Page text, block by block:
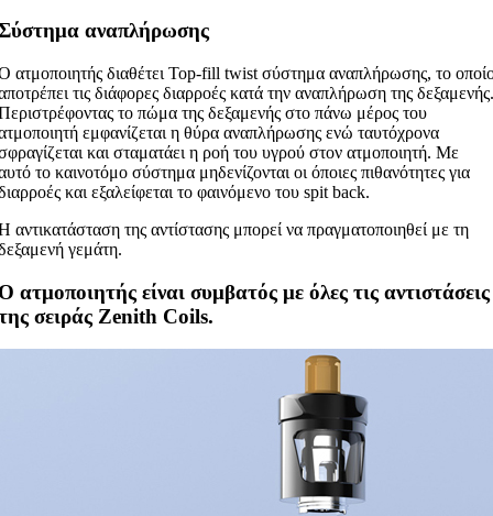
αναπλήρωσης
ατμοποιητής διαθέτει Top-fill twist σύστημα αναπλήρωσης, το
τις διάφορες διαρροές κατά την αναπλήρωση της δεξαμενής.
το πώμα της δεξαμενής στο πάνω μέρος του
εμφανίζεται η θύρα αναπλήρωσης ενώ ταυτόχρονα
και σταματάει η ροή του υγρού στον ατμοποιητή. Με
το καινοτόμο σύστημα μηδενίζονται οι όποιες πιθανότητες για
και εξαλείφεται το φαινόμενο του spit back.
αντικατάσταση της αντίστασης μπορεί να πραγματοποιηθεί με τη
γεμάτη.
ατμοποιητής είναι συμβατός με όλες τις αντιστάσεις
σειράς Zenith Coils.